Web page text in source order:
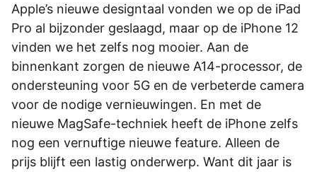
Apple’s nieuwe designtaal vonden we op de iPad
Pro al bijzonder geslaagd, maar op de iPhone 12
vinden we het zelfs nog mooier. Aan de
binnenkant zorgen de nieuwe A14-processor, de
ondersteuning voor 5G en de verbeterde camera
voor de nodige vernieuwingen. En met de
nieuwe MagSafe-techniek heeft de iPhone zelfs
nog een vernuftige nieuwe feature. Alleen de
prijs blijft een lastig onderwerp. Want dit jaar is